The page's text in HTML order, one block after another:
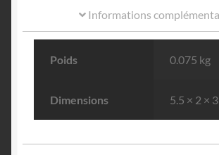
Informations
Poids 0.075 kg
Dimensions 5.5 × 2 ×